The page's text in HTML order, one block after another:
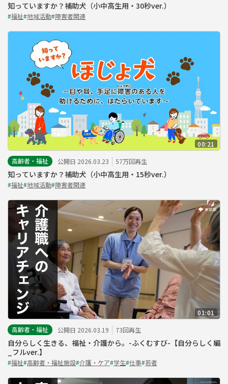
知っていますか？補助犬（小中高生用・30秒ver.）
#福祉#地域活動#障害者関連
00:21
高齢者・福祉
公開日 2026.03.23 57万回再生
知っていますか？補助犬（小中高生用・15秒ver.）
#福祉#地域活動#障害者関連
01:01
高齢者・福祉
公開日 2026.03.19 73回再生
自分らしく生きる、福祉・介護から。-ふくむすび-【自分らしく編
_フルver.】
#福祉#高齢者・福祉施設#介護・ケア#学生#仕事#若者